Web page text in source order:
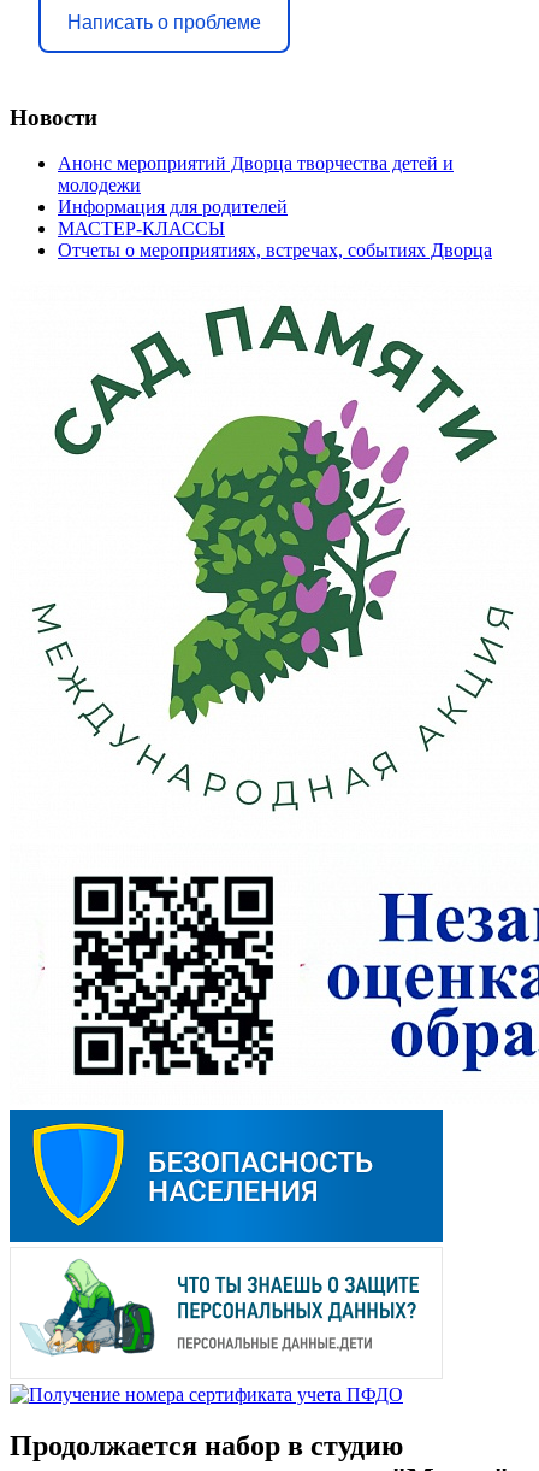
Написать о проблеме
Новости
Анонс мероприятий Дворца творчества детей и
молодежи
Информация для родителей
МАСТЕР-КЛАССЫ
Отчеты о мероприятиях, встречах, событиях Дворца
Продолжается набор в студию